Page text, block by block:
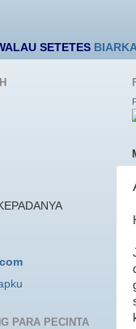
BIARKANLAH :
PARA PECINTA